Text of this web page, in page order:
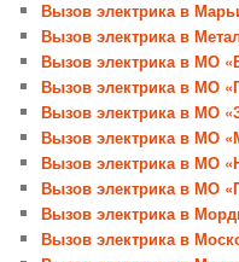
Вызов электрика в
Вызов электрика в
Вызов электрика в МО
Вызов электрика в МО
Вызов электрика в МО
Вызов электрика в МО
Вызов электрика в МО
Вызов электрика в МО
Вызов электрика в
Вызов электрика в